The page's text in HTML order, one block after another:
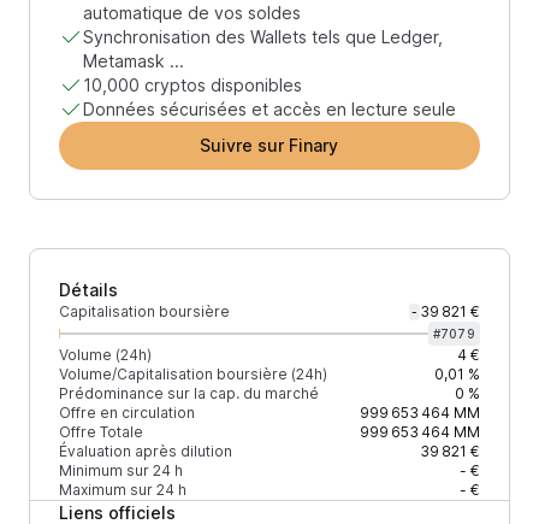
automatique de vos soldes
Synchronisation des Wallets tels que Ledger,
Metamask ...
10,000 cryptos disponibles
Données sécurisées et accès en lecture seule
Suivre sur Finary
Détails
Capitalisation boursière - 39 821 €
#7079
Volume (24h)
4 €
Volume/Capitalisation boursière (24h)
0,01 %
Prédominance sur la cap. du marché
0 %
Offre en circulation
999 653 464MM
Offre Totale
999 653 464MM
Évaluation après dilution
39 821 €
Minimum sur 24 h
- €
Maximum sur 24 h
- €
Liens officiels